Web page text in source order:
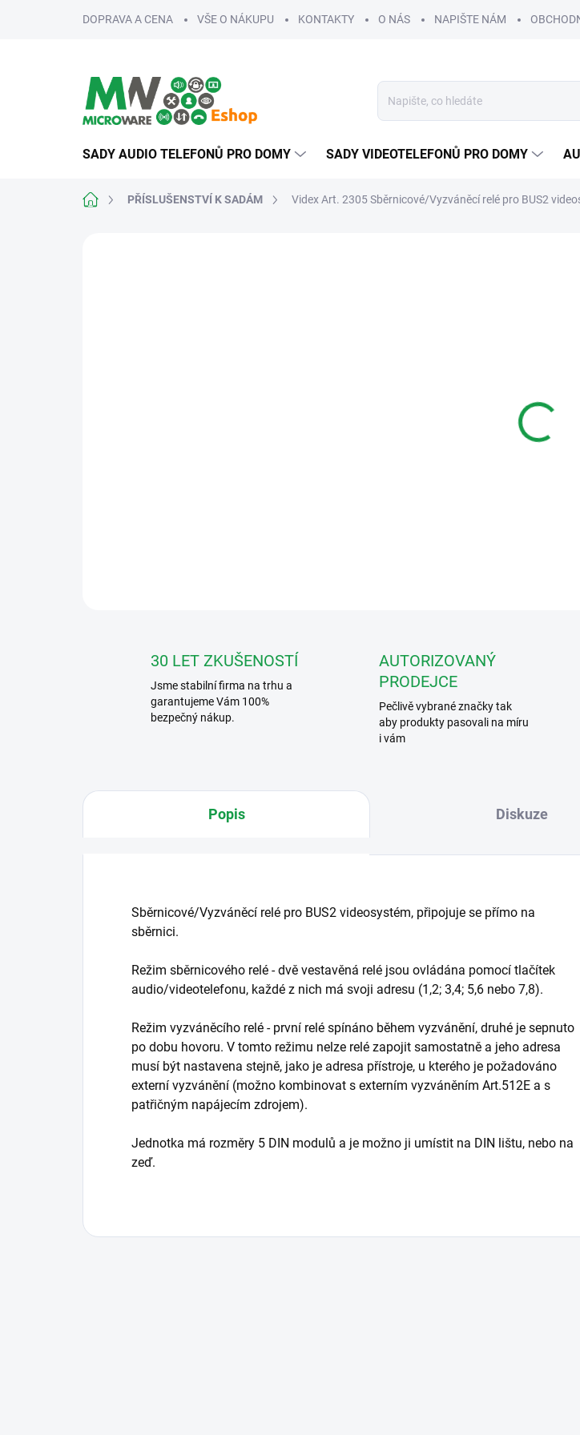
DOPRAVA A CENA VŠE O NÁKUPU KONTAKTY O NÁS NAPIŠTE NÁM
SADY AUDIO TELEFONŮ PRO DOMY SADY VIDEOTELEFONŮ PRO DOMY
Domů PŘÍSLUŠENSTVÍ K SADÁM Videx Art. 2305 Sběrnicové/Vyzváněcí relé pro BUS2
30 LET ZKUŠENOSTÍ
Jsme stabilní firma na trhu a
garantujeme Vám 100%
bezpečný nákup.
AUTORIZOVANÝ
PRODEJCE
Pečlivě vybrané značky tak
aby produkty pasovali na míru
i vám
Popis Diskuze
Sběrnicové/Vyzváněcí relé pro BUS2 videosystém, připojuje se přímo na
sběrnici.
Režim sběrnicového relé - dvě vestavěná relé jsou ovládána pomocí tlačítek
audio/videotelefonu, každé z nich má svoji adresu (1,2; 3,4; 5,6 nebo 7,8).
Režim vyzváněcího relé - první relé spínáno během vyzvánění, druhé je sepnuto
po dobu hovoru. V tomto režimu nelze relé zapojit samostatně a jeho adresa
musí být nastavena stejně, jako je adresa přístroje, u kterého je požadováno
externí vyzvánění (možno kombinovat s externím vyzváněním Art.512E a s
patřičným napájecím zdrojem).
Jednotka má rozměry 5 DIN modulů a je možno ji umístit na DIN lištu, nebo na
zeď.